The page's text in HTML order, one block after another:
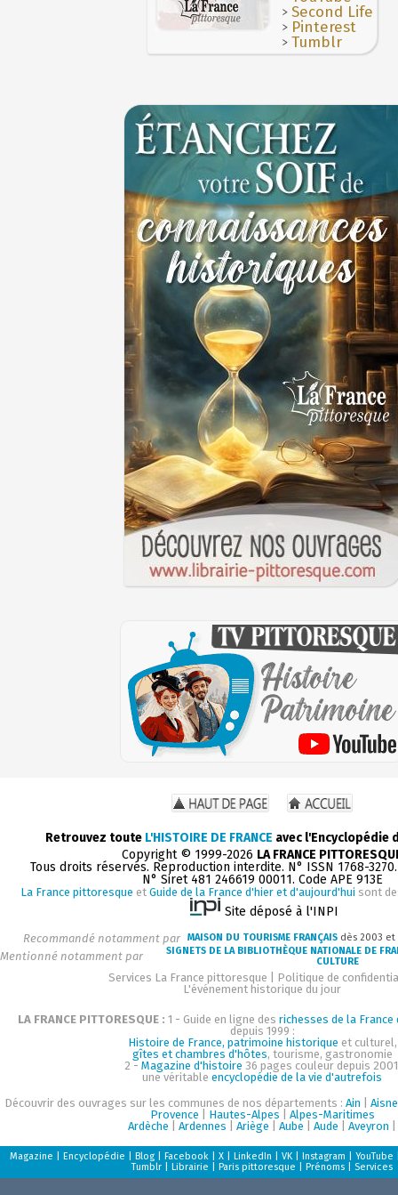
>Second Life
> Pinterest
>Tumblr
Retrouvez toute L'HISTOIRE DE FRANCE avec l'Encyclopédie
Copyright © 1999-2026 LA FRANCE
Tous droits réservés. Reproduction interdite. N° ISSN 1768-
N° Siret 481 246619 00011. Code APE 913E
La France pittoresque et Guide de la France d'hier et d'aujourd'hui sont
Site déposé à l'INPI
Recommandé notamment par MAISON DU TOURISME FRANÇAIS dès 2003 et
Mentionné notamment par
SIGNETS DE LA BIBLIOTHÈQUE NATIONALE DE
CULTURE
Services La France pittoresque
Politique de
L'événement historique du jour
LA FRANCE PITTORESQUE : 1 - Guide en ligne des richesses de la
depuis 1999 :
Histoire de France, patrimoine historique et culturel,
gîtes et chambres d'hôtes, tourisme, gastronomie
2 - Magazine d'histoire 36 pages couleur depuis
une véritable encyclopédie de la vie d'autrefois
Découvrir des ouvrages sur les communes de nos départements : Ain
Aisne
Provence
Hautes-Alpes
Alpes-Maritimes
Ardèche
Ardennes Ariège Aube Aude Aveyron
Magazine Encyclopédie Blog Facebook X LinkedIn VK Instagram YouTube
Tumblr
Librairie Paris pittoresque Prénoms Services